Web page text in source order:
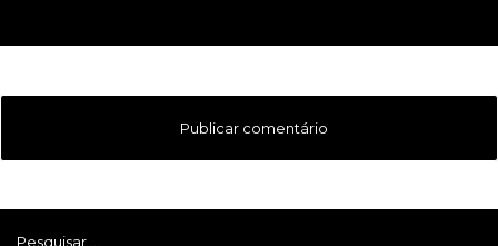
Pesquisar